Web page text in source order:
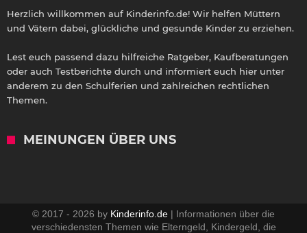
Herzlich willkommen auf Kinderinfo.de! Wir helfen Müttern
und Vätern dabei, glückliche und gesunde Kinder zu erziehen.
Lest euch passend dazu hilfreiche Ratgeber, Kaufberatungen
oder auch Testberichte durch und informiert euch hier unter
anderem zu den Schulferien und zahlreichen rechtlichen
Themen.
MEINUNGEN ÜBER UNS
© 2017 - 2026 by Kinderinfo.de | Informationen über die
verschiedensten Themen wie Elterngeld, Kindergeld, die